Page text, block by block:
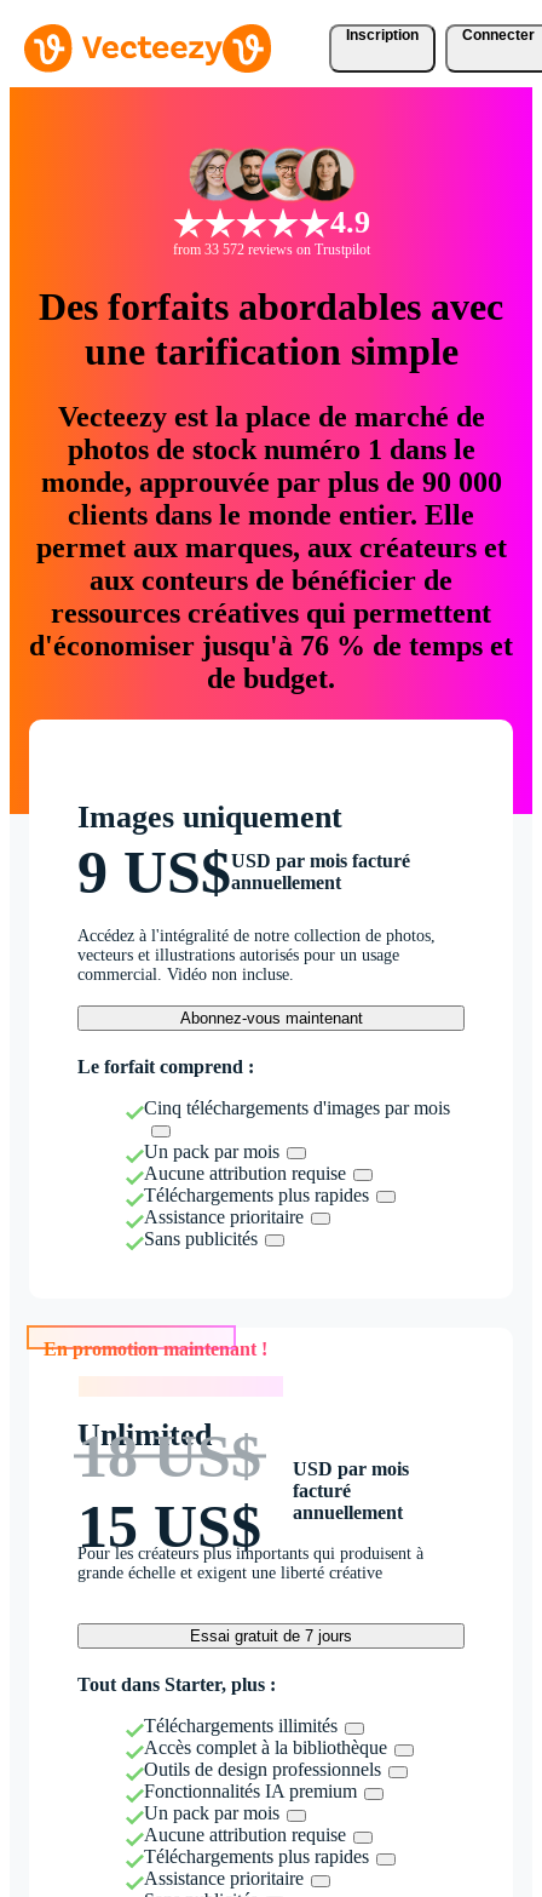
Inscription Connecter
4.9
from 33 572 reviews on Trustpilot
Des forfaits abordables avec
une tarification simple
Vecteezy est la place de marché de
photos de stock numéro 1 dans le
monde, approuvée par plus de 90 000
clients dans le monde entier. Elle
permet aux marques, aux créateurs et
aux conteurs de bénéficier de
ressources créatives qui permettent
d'économiser jusqu'à 76 % de temps et
de budget.
Images uniquement
9 US$USD par mois facturé
annuellement
Accédez à l'intégralité de notre collection de photos,
vecteurs et illustrations autorisés pour un usage
commercial. Vidéo non incluse.
Abonnez-vous maintenant
Le forfait comprend :
Cinq téléchargements d'images par mois
Un pack par mois
Aucune attribution requise
Téléchargements plus rapides
Assistance prioritaire
Sans publicités
En promotion maintenant !
Unlimited
18 US$
15 US$
USD par mois
facturé
annuellement
Pour les créateurs plus importants qui produisent à
grande échelle et exigent une liberté créative
Essai gratuit de 7 jours
Tout dans Starter, plus :
Téléchargements illimités
Accès complet à la bibliothèque
Outils de design professionnels
Fonctionnalités IA premium
Un pack par mois
Aucune attribution requise
Téléchargements plus rapides
Assistance prioritaire